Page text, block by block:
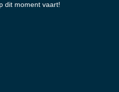
dit moment vaart!